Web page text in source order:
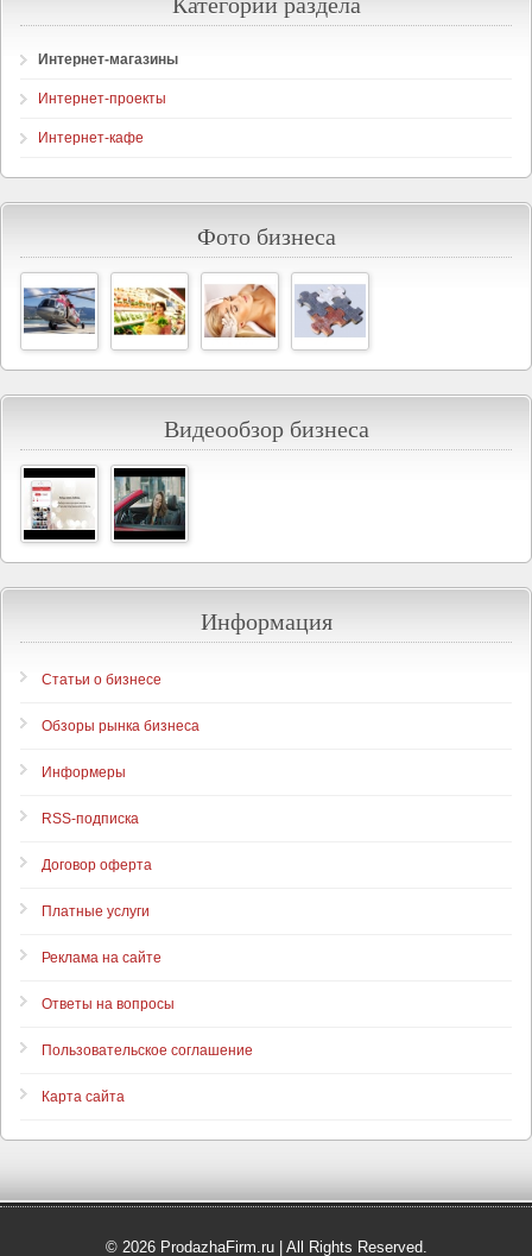
Интернет-магазины
Интернет-проекты
Интернет-кафе
Фото бизнеса
Видеообзор бизнеса
Информация
Статьи о бизнесе
Обзоры рынка бизнеса
Информеры
RSS-подписка
Договор оферта
Платные услуги
Реклама на сайте
Ответы на вопросы
Пользовательское соглашение
Карта сайта
© 2026 ProdazhaFirm.ru | All Rights Reserved.